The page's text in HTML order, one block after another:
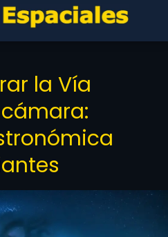
la Vía